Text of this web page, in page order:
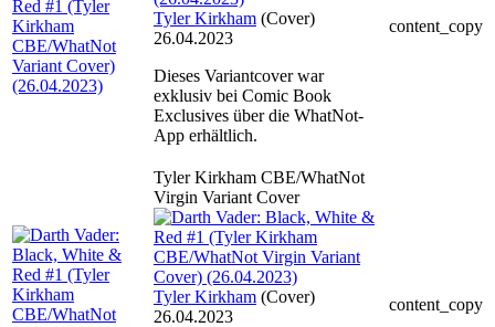
Tyler Kirkham (Cover)
26.04.2023
Dieses Variantcover war
exklusiv bei Comic Book
Exclusives über die WhatNot-
App erhältlich.
content_copy
Tyler Kirkham CBE/WhatNot
Virgin Variant Cover
Tyler Kirkham (Cover)
26.04.2023
content_copy